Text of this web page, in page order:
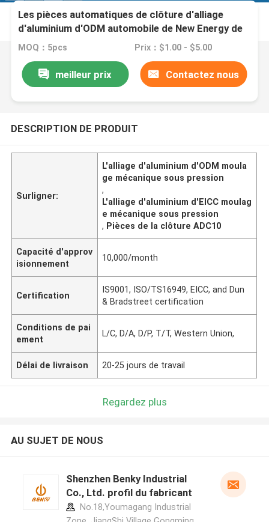
Les pièces automatiques de clôture d'alliage
d'aluminium d'ODM automobile de New Energy de
moulage mécanique sous pression
MOQ：5pcs Prix：$1.00 - $5.00
meilleur prix Contactez nous
DESCRIPTION DE PRODUIT
Surligner:
L'alliage d'aluminium d'ODM moula
ge mécanique sous pression
,
L'alliage d'aluminium d'EICC moulag
e mécanique sous pression
, Pièces de la clôture ADC10
Capacité d'approv
isionnement
10,000/month
Certification
IS9001, ISO/TS16949, EICC, and Dun
& Bradstreet certification
Conditions de pai
ement
L/C, D/A, D/P, T/T, Western Union,
Délai de livraison 20-25 jours de travail
Regardez plus
AU SUJET DE NOUS
Shenzhen Benky Industrial
Co., Ltd. profil du fabricant
No.18,Youmagang Industrial